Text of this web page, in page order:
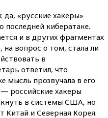
«русские хакеры»
кибератаке.
и в других фрагментах
вопрос о том, стала ли
в
ответил, что
мысль прозвучала в его
— российские хакеры
в системы США, но
Китай и Северная Корея.